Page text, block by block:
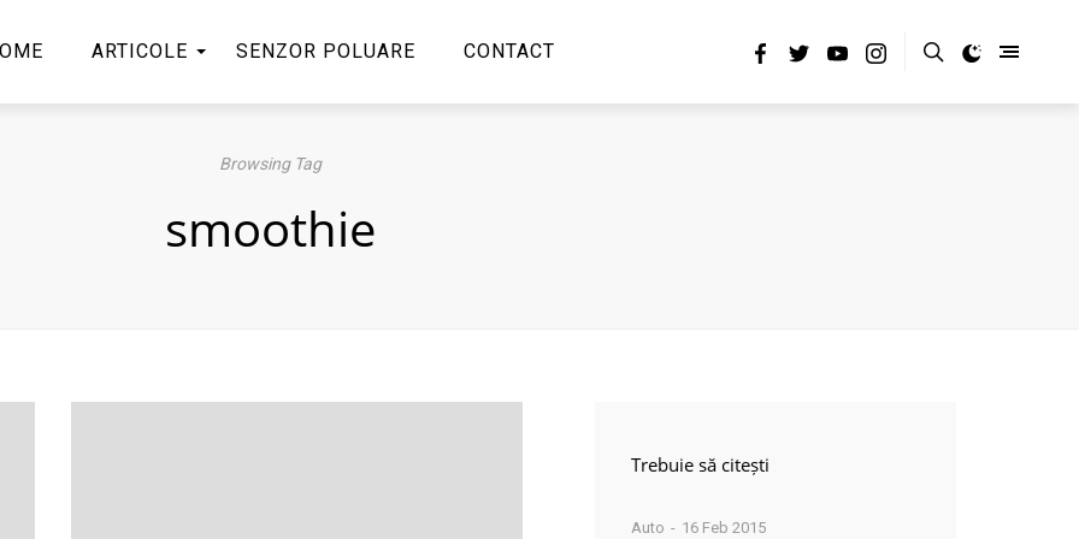
ARTICOLE SENZOR POLUARE CONTACT
Browsing Tag
smoothie
Trebuie să citești
Auto 16 Feb 2015